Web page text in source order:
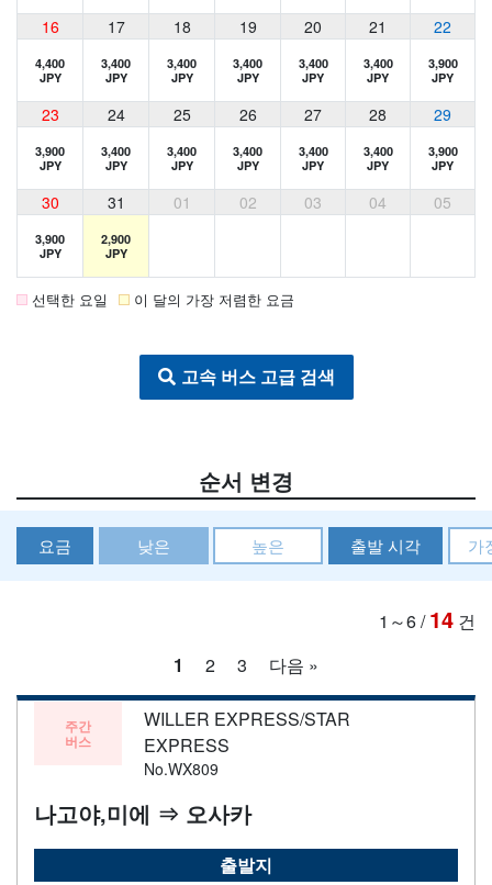
16 17 18 19 20 21 22
4,400
JPY
3,400
JPY
3,400
JPY
3,400
JPY
3,400
JPY
3,400
JPY
3,900
JPY
23 24 25 26 27 28 29
3,900
JPY
3,400
JPY
3,400
JPY
3,400
JPY
3,400
JPY
3,400
JPY
3,900
JPY
30 31 01 02 03 04 05
3,900
JPY
2,900
JPY
선택한 요일 이 달의 가장 저렴한 요금
고속 버스 고급 검색
순서 변경
요금 낮은 높은 출발 시각 가
1～6/14 건
1
2 3 다음 »
주간
버스
WILLER EXPRESS/STAR
EXPRESS
No.WX809
나고야,미에 ⇒ 오사카
출발지